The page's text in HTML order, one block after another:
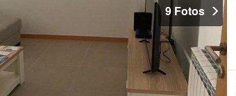
9 Fotos